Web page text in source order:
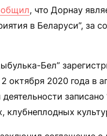
, что Дорнау
в Беларуси”, за
Бел”
октября 2020 года в